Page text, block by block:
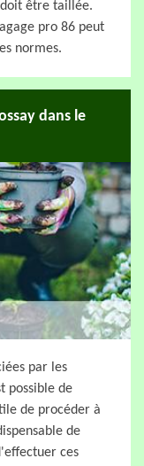
être taillée.
pro 86 peut
normes.
dans le
par les
possible de
de procéder à
de
ces